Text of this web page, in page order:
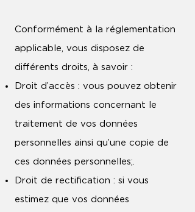
Conformément à la réglementation
applicable, vous disposez de
différents droits, à savoir :
Droit d’accès : vous pouvez obtenir
des informations concernant le
traitement de vos données
personnelles ainsi qu’une copie de
ces données personnelles;.
Droit de rectification : si vous
estimez que vos données